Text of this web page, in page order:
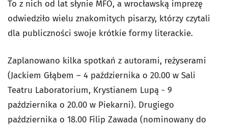
To z nich od lat słynie MFO, a wrocławską imprezę
odwiedziło wielu znakomitych pisarzy, którzy czytali
dla publiczności swoje krótkie formy literackie.
Zaplanowano kilka spotkań z autorami, reżyserami
(Jackiem Głąbem – 4 października o 20.00 w Sali
Teatru Laboratorium, Krystianem Lupą - 9
października o 20.00 w Piekarni). Drugiego
października o 18.00 Filip Zawada (nominowany do